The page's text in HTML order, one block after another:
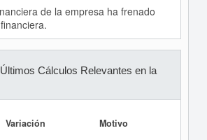
de la empresa ha frenado
Cálculos Relevantes en la
Variación Motivo